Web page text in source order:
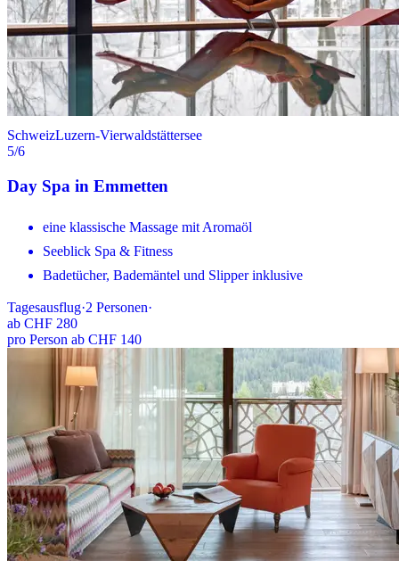
SchweizLuzern-Vierwaldstättersee
5/6
Day Spa in Emmetten
eine klassische Massage mit Aromaöl
Seeblick Spa & Fitness
Badetücher, Bademäntel und Slipper inklusive
Tagesausflug·2 Personen·
ab CHF 280
pro Person ab CHF 140